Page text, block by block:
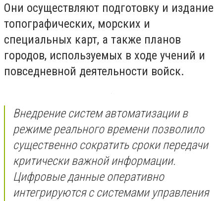
Они осуществляют подготовку и издание
топографических, морских и
специальных карт, а также планов
городов, используемых в ходе учений и
повседневной деятельности войск.
Внедрение систем автоматизации в
режиме реального времени позволило
существенно сократить сроки передачи
критически важной информации.
Цифровые данные оперативно
интегрируются с системами управления